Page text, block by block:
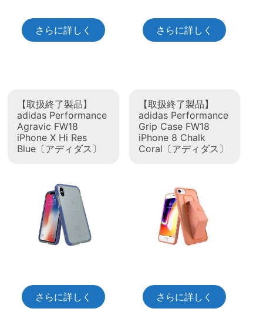
さらに詳しく さらに詳しく
【取扱終了製品】
adidas Performance
Agravic FW18
iPhone X Hi Res
Blue〔アディダス〕
さらに詳しく
【取扱終了製品】
adidas Performance
Grip Case FW18
iPhone 8 Chalk
Coral〔アディダス〕
さらに詳しく